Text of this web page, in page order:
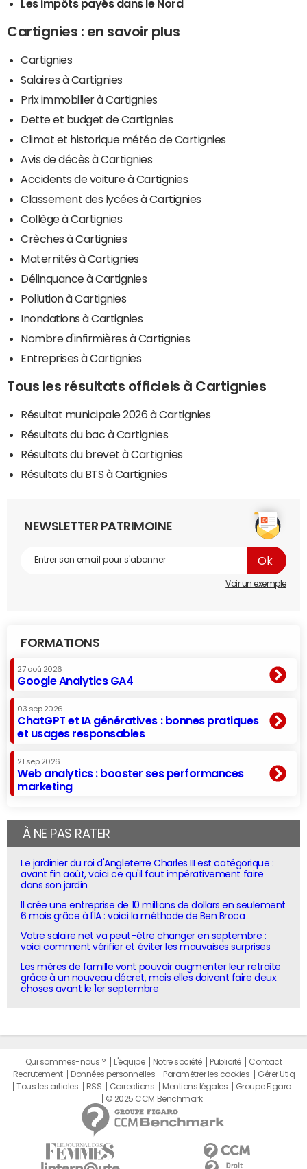
Les impôts payés dans le Nord
Cartignies : en savoir plus
Cartignies
Salaires à Cartignies
Prix immobilier à Cartignies
Dette et budget de Cartignies
Climat et historique météo de Cartignies
Avis de décès à Cartignies
Accidents de voiture à Cartignies
Classement des lycées à Cartignies
Collège à Cartignies
Crèches à Cartignies
Maternités à Cartignies
Délinquance à Cartignies
Pollution à Cartignies
Inondations à Cartignies
Nombre d'infirmières à Cartignies
Entreprises à Cartignies
Tous les résultats officiels à Cartignies
Résultat municipale 2026 à Cartignies
Résultats du bac à Cartignies
Résultats du brevet à Cartignies
Résultats du BTS à Cartignies
NEWSLETTER PATRIMOINE
Voir un exemple
FORMATIONS
27 aoû 2026
Google Analytics GA4
03 sep 2026
ChatGPT et IA génératives : bonnes pratiques
et usages responsables
21 sep 2026
Web analytics : booster ses performances
marketing
À NE PAS RATER
Le jardinier du roi d'Angleterre Charles III est catégorique :
avant fin août, voici ce qu'il faut impérativement faire
dans son jardin
Il crée une entreprise de 10 millions de dollars en seulement
6 mois grâce à l'IA : voici la méthode de Ben Broca
Votre salaire net va peut-être changer en septembre :
voici comment vérifier et éviter les mauvaises surprises
Les mères de famille vont pouvoir augmenter leur retraite
grâce à un nouveau décret, mais elles doivent faire deux
choses avant le 1er septembre
Qui sommes-nous ? L'équipe Notre société Publicité
Contact
Recrutement
Données personnelles Paramétrer les cookies
Gérer Utiq
Tous les articles
RSS Corrections Mentions légales
Groupe Figaro
© 2025 CCM Benchmark